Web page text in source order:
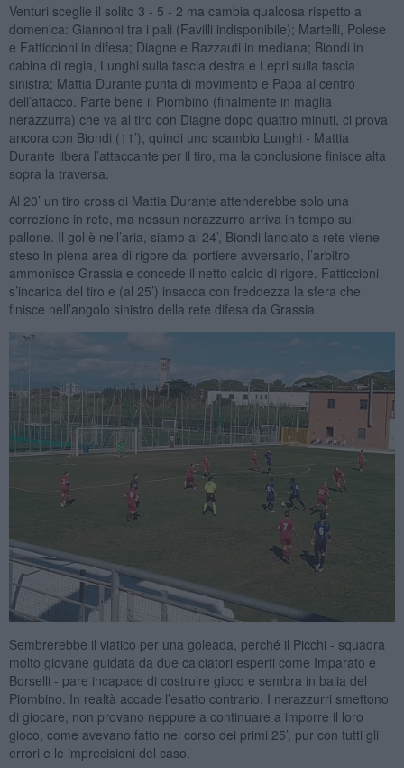
Venturi sceglie il solito 3 - 5 - 2 ma cambia qualcosa rispetto a
domenica: Giannoni tra i pali (Favilli indisponibile); Martelli, Polese
e Fatticcioni in difesa; Diagne e Razzauti in mediana; Biondi in
cabina di regia, Lunghi sulla fascia destra e Lepri sulla fascia
sinistra; Mattia Durante punta di movimento e Papa al centro
dell’attacco. Parte bene il Piombino (finalmente in maglia
nerazzurra) che va al tiro con Diagne dopo quattro minuti, ci prova
ancora con Biondi (11’), quindi uno scambio Lunghi - Mattia
Durante libera l’attaccante per il tiro, ma la conclusione finisce alta
sopra la traversa.
Al 20’ un tiro cross di Mattia Durante attenderebbe solo una
correzione in rete, ma nessun nerazzurro arriva in tempo sul
pallone. Il gol è nell’aria, siamo al 24’, Biondi lanciato a rete viene
steso in piena area di rigore dal portiere avversario, l’arbitro
ammonisce Grassia e concede il netto calcio di rigore. Fatticcioni
s’incarica del tiro e (al 25’) insacca con freddezza la sfera che
finisce nell’angolo sinistro della rete difesa da Grassia.
Sembrerebbe il viatico per una goleada, perché il Picchi - squadra
molto giovane guidata da due calciatori esperti come Imparato e
Borselli - pare incapace di costruire gioco e sembra in balia del
Piombino. In realtà accade l’esatto contrario. I nerazzurri smettono
di giocare, non provano neppure a continuare a imporre il loro
gioco, come avevano fatto nel corso dei primi 25’, pur con tutti gli
errori e le imprecisioni del caso.